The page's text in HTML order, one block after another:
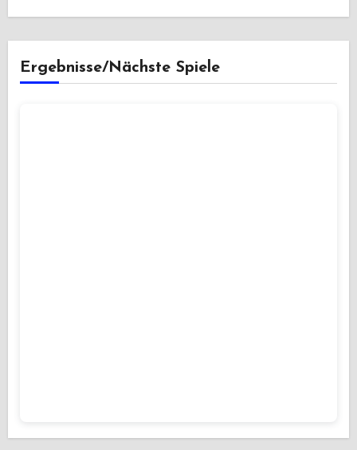
Ergebnisse/Nächste Spiele